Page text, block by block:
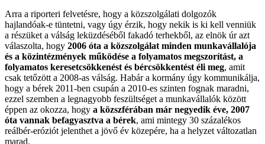
Arra a riporteri felvetésre, hogy a közszolgálati dolgozók
hajlandóak-e tüntetni, vagy úgy érzik, hogy nekik is ki kell venniük
a részüket a válság leküzdéséből fakadó terhekből, az elnök úr azt
válaszolta, hogy 2006 óta a közszolgálat minden munkavállalója
és a közintézmények működése a folyamatos megszorítást, a
folyamatos keresetcsökkenést és bércsökkentést éli meg, amit
csak tetőzött a 2008-as válság. Habár a kormány úgy kommunikálja,
hogy a bérek 2011-ben csupán a 2010-es szinten fognak maradni,
ezzel szemben a legnagyobb feszültséget a munkavállalók között
éppen az okozza, hogy a közszférában már negyedik éve, 2007
óta vannak befagyasztva a bérek, ami mintegy 30 százalékos
reálbér-eróziót jelenthet a jövő év közepére, ha a helyzet változatlan
marad.